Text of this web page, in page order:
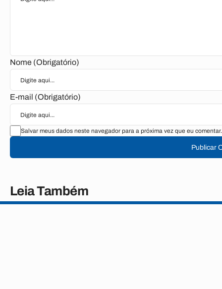
Nome (Obrigatório)
E-mail (Obrigatório)
Salvar meus dados neste navegador para a próxima vez que eu comentar.
Publicar
Leia Também